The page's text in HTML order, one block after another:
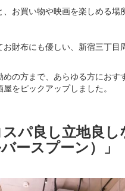
お買い物や映画を楽しめる場
お財布にも優しい、新宿三丁目
の方まで、あらゆる方におす
をピックアップしました。
パ良し立地良し
ースプーン）」